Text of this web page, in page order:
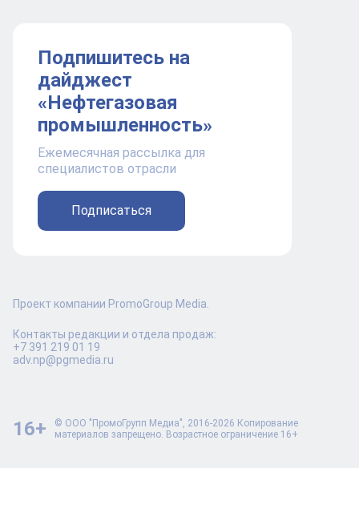
Подпишитесь на
дайджест
«Нефтегазовая
промышленность»
Ежемесячная рассылка для
специалистов отрасли
Подписаться
Проект компании PromoGroup Media.
Контакты редакции и отдела продаж:
+7 391 219 01 19
adv.np@pgmedia.ru
© ООО "ПромоГрупп Медиа", 2016-2026 Копирование
материалов запрещено. Возрастное ограничение 16+
16+